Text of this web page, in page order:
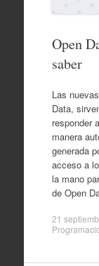
Open
saber
Las
Data,
responder
manera
generada
acceso a
la mano
de Open
21